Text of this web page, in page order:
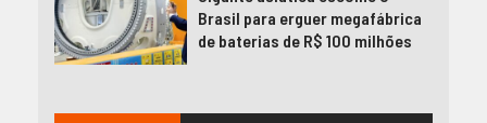
Brasil para erguer megafábrica
de baterias de R$ 100 milhões